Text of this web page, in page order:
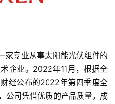
家专业从事太阳能光伏组件的
企业。2022年11月，根据全
经公布的2022年第四季度全
公司凭借优质的产品质量，成